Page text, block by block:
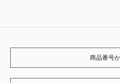
商品番号